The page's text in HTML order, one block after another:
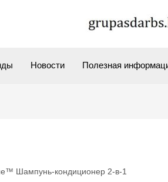
Новости Полезная
Шампунь-кондиционер 2-в-1